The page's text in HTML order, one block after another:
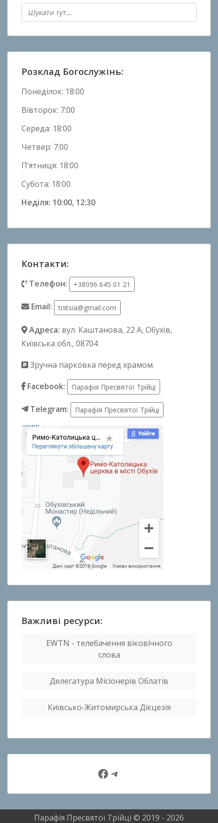
о
в
н
и
Розклад Богослужінь:
Понеділок: 18:00
Вівторок: 7:00
Середа: 18:00
Четвер: 7:00
П’ятниця: 18:00
Субота: 18:00
Неділя: 10:00, 12:30
Контакти:
Телефон: +38096 645 01 21
Email: triitsia@gmail.com
Адреса: вул. Каштанова, 22 А, Обухів,
Київська обл., 08704
Зручна парковка перед храмом.
Facebook:
Парафія Пресвятої Трійці
Telegram: Парафія Пресвятої Трійці
Важливі ресурси:
EWTN - телебачення віковічного
слова
Делегатура Місіонерів Облатів
Київсько-Житомирська Дієцезія
Facebook
Telegram
Парафія Пресвятої Трійці © 2019 - 2026